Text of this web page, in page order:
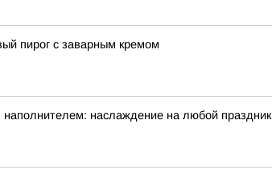
пирог с заварным кремом
наслаждение на любой праздник